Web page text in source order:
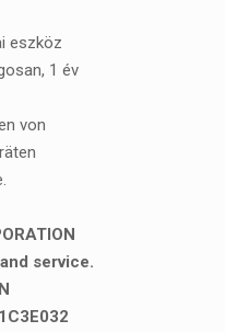
eszköz
1 év
von
service.